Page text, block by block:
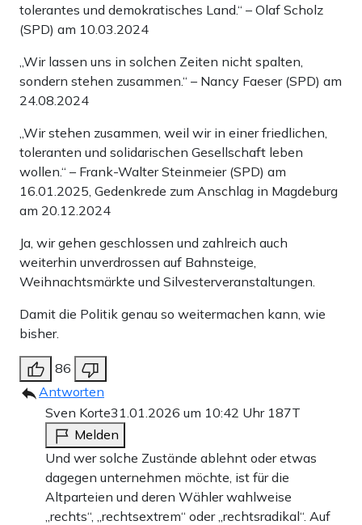
tolerantes und demokratisches Land.“ – Olaf Scholz
(SPD) am 10.03.2024
„Wir lassen uns in solchen Zeiten nicht spalten,
sondern stehen zusammen.“ – Nancy Faeser (SPD) am
24.08.2024
„Wir stehen zusammen, weil wir in einer friedlichen,
toleranten und solidarischen Gesellschaft leben
wollen.“ – Frank-Walter Steinmeier (SPD) am
16.01.2025, Gedenkrede zum Anschlag in Magdeburg
am 20.12.2024
Ja, wir gehen geschlossen und zahlreich auch
weiterhin unverdrossen auf Bahnsteige,
Weihnachtsmärkte und Silvesterveranstaltungen.
Damit die Politik genau so weitermachen kann, wie
bisher.
86
Antworten
Sven Korte31.01.2026 um 10:42 Uhr 187T
Melden
Und wer solche Zustände ablehnt oder etwas
dagegen unternehmen möchte, ist für die
Altparteien und deren Wähler wahlweise
„rechts“, „rechtsextrem“ oder „rechtsradikal“. Auf